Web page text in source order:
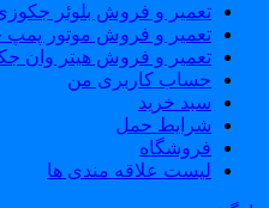
تعمیر و فروش بلوئر جکوزی
تعمیر و فروش موتور پمپ
تعمیر و فروش هیتر وان
حساب کاربری من
سبد خرید
شرایط حمل
فروشگاه
لیست علاقه مندی ها